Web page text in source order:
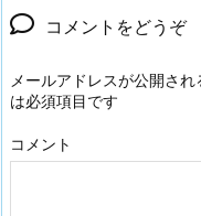
コメントをどうぞ
メールアドレスが公開され
は必須項目です
コメント